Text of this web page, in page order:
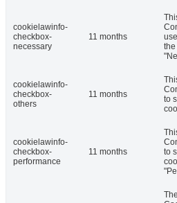
cookielawinfo-
checkbox-
necessary
11 months
cookielawinfo-
checkbox-
others
11 months
to
cookielawinfo-
checkbox-
performance
11 months
to